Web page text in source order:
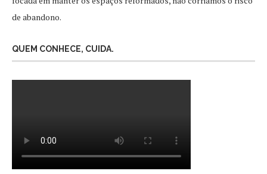
de abandono.
QUEM CONHECE, CUIDA.